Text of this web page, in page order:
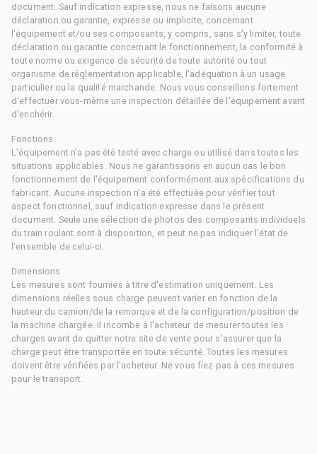
document. Sauf indication expresse, nous ne faisons aucune
déclaration ou garantie, expresse ou implicite, concernant
l'équipement et/ou ses composants, y compris, sans s'y limiter, toute
déclaration ou garantie concernant le fonctionnement, la conformité à
toute norme ou exigence de sécurité de toute autorité ou tout
organisme de réglementation applicable, l'adéquation à un usage
particulier ou la qualité marchande. Nous vous conseillons fortement
d'effectuer vous-même une inspection détaillée de l'équipement avant
d'enchérir.
Fonctions
L'équipement n'a pas été testé avec charge ou utilisé dans toutes les
situations applicables. Nous ne garantissons en aucun cas le bon
fonctionnement de l'équipement conformément aux spécifications du
fabricant. Aucune inspection n'a été effectuée pour vérifier tout
aspect fonctionnel, sauf indication expresse dans le présent
document. Seule une sélection de photos des composants individuels
du train roulant sont à disposition, et peut ne pas indiquer l'état de
l'ensemble de celui-ci.
Dimensions
Les mesures sont fournies à titre d'estimation uniquement. Les
dimensions réelles sous charge peuvent varier en fonction de la
hauteur du camion/de la remorque et de la configuration/position de
la machine chargée. Il incombe à l'acheteur de mesurer toutes les
charges avant de quitter notre site de vente pour s'assurer que la
charge peut être transportée en toute sécurité. Toutes les mesures
doivent être vérifiées par l'acheteur. Ne vous fiez pas à ces mesures
pour le transport.